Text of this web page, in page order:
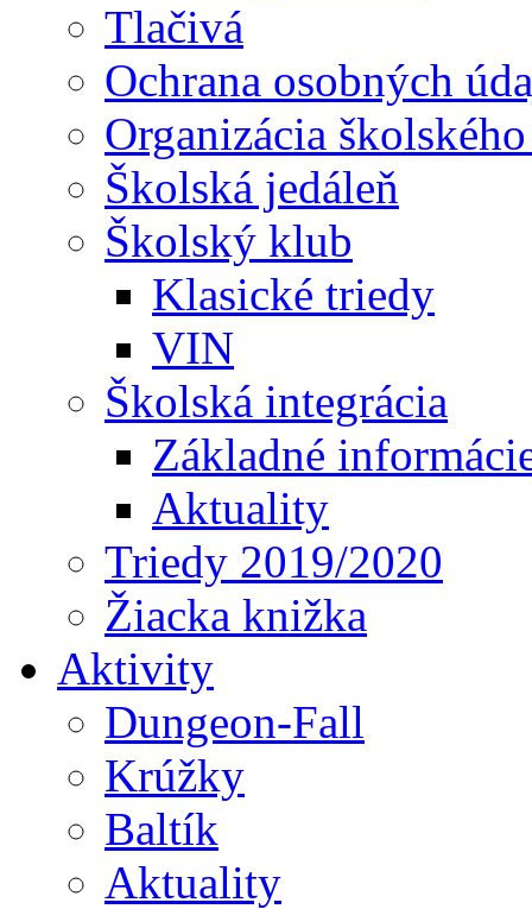
Tlačivá
Ochrana osobných
Organizácia
Školská jedáleň
Školský klub
Klasické triedy
VIN
Školská integrácia
Základné
Aktuality
Triedy 2019/2020
Žiacka knižka
Aktivity
Dungeon-Fall
Krúžky
Baltík
Aktuality